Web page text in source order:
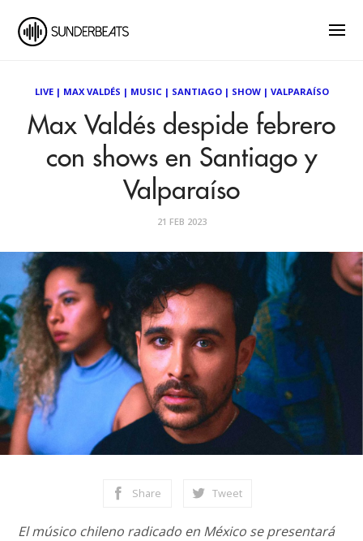
LIVE| MAX VALDÉS | MUSIC| SANTIAGO| SHOW| VALPARAÍSO
Max Valdés despide febrero
con shows en Santiago y
Valparaíso
21 FEB 2023
Share Tweet
El músico chileno radicado en México se presentará